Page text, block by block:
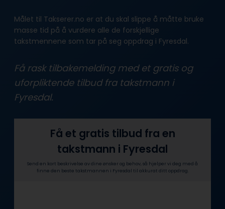
Målet til Takserer.no er at du skal slippe å måtte bruke
masse tid på å vurdere alle de forskjellige
takstmennene som tar på seg oppdrag i Fyresdal.
Få rask tilbakemelding med et gratis og
uforpliktende tilbud fra takstmann i
Fyresdal.
Få et gratis tilbud fra en
takstmann i Fyresdal
Send en kort beskrivelse av dine ønsker og behov, så hjelper vi deg med å
finne den beste takstmannen i Fyresdal til akkurat ditt oppdrag.